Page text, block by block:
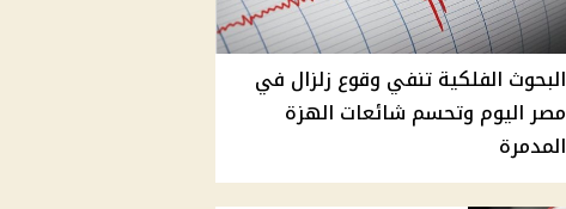
البحوث الفلكية تنفي وقوع زلزال في
مصر اليوم وتحسم شائعات الهزة
المدمرة